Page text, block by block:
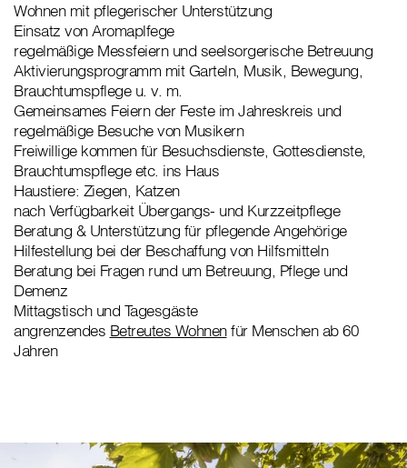
Wohnen mit pflegerischer Unterstützung
Einsatz von Aromaplfege
regelmäßige Messfeiern und seelsorgerische Betreuung
Aktivierungsprogramm mit Garteln, Musik, Bewegung,
Brauchtumspflege u. v. m.
Gemeinsames Feiern der Feste im Jahreskreis und
regelmäßige Besuche von Musikern
Freiwillige kommen für Besuchsdienste, Gottesdienste,
Brauchtumspflege etc. ins Haus
Haustiere: Ziegen, Katzen
nach Verfügbarkeit Übergangs- und Kurzzeitpflege
Beratung & Unterstützung für pflegende Angehörige
Hilfestellung bei der Beschaffung von Hilfsmitteln
Beratung bei Fragen rund um Betreuung, Pflege und
Demenz
Mittagstisch und Tagesgäste
angrenzendes Betreutes Wohnenfür Menschen ab 60
Jahren